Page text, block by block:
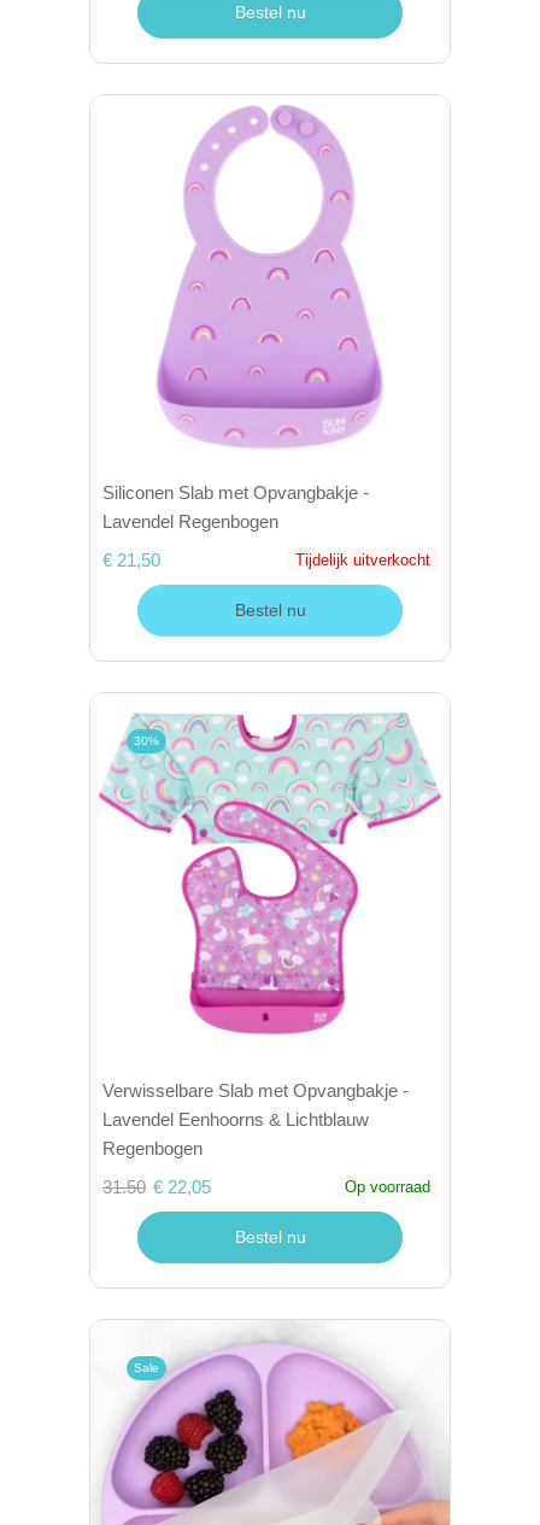
Bestel nu
Siliconen Slab met Opvangbakje -
Lavendel Regenbogen
€ 21,50
Tijdelijk uitverkocht
Bestel nu
30%
Verwisselbare Slab met Opvangbakje -
Lavendel Eenhoorns & Lichtblauw
Regenbogen
31.50 € 22,05 Op voorraad
Bestel nu
Sale